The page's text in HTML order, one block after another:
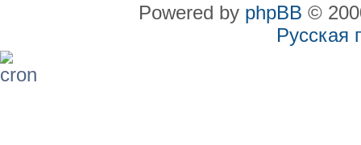
Powered by phpBB ©
Русская